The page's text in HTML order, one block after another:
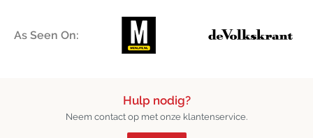
As Seen On:
Hulp nodig?
Neem contact op met onze klantenservice.